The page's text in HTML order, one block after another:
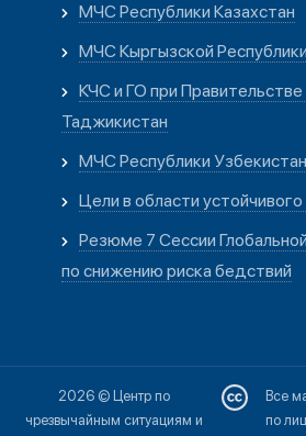
МЧС Республики Казахстан
МЧС Кыргызской Республики
КЧС и ГО при Правительстве
Таджикистан
МЧС Республики Узбекистан
Цели в области устойчивого
Резюме 7 Сессии
по снижению риска бедствий
2026 © Центр по
чрезвычайным ситуациям и
Все
по